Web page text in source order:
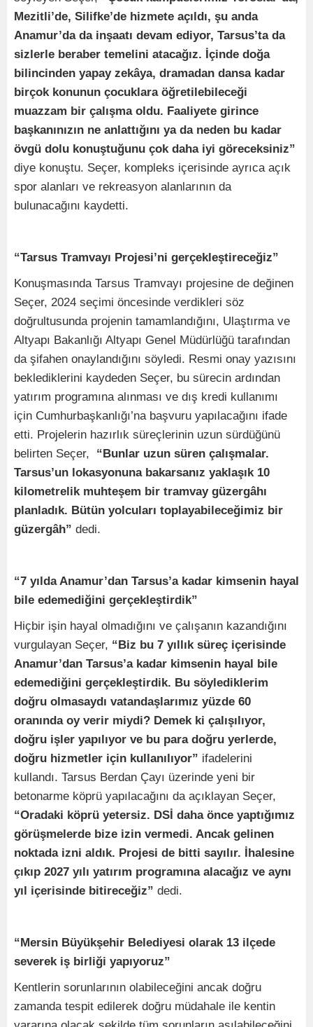
Mezitli’de, Silifke’de hizmete açıldı, şu anda
Anamur’da da inşaatı devam ediyor, Tarsus’ta da
sizlerle beraber temelini atacağız. İçinde doğa
bilincinden yapay zekâya, dramadan dansa kadar
birçok konunun çocuklara öğretilebileceği
muazzam bir çalışma oldu. Faaliyete girince
başkanınızın ne anlattığını ya da neden bu kadar
övgü dolu konuştuğunu çok daha iyi göreceksiniz”
diye konuştu. Seçer, kompleks içerisinde ayrıca açık
spor alanları ve rekreasyon alanlarının da
bulunacağını kaydetti.
“Tarsus Tramvayı Projesi’ni gerçekleştireceğiz”
Konuşmasında Tarsus Tramvayı projesine de değinen
Seçer, 2024 seçimi öncesinde verdikleri söz
doğrultusunda projenin tamamlandığını, Ulaştırma ve
Altyapı Bakanlığı Altyapı Genel Müdürlüğü tarafından
da şifahen onaylandığını söyledi. Resmi onay yazısını
beklediklerini kaydeden Seçer, bu sürecin ardından
yatırım programına alınması ve dış kredi kullanımı
için Cumhurbaşkanlığı’na başvuru yapılacağını ifade
etti. Projelerin hazırlık süreçlerinin uzun sürdüğünü
belirten Seçer, “Bunlar uzun süren çalışmalar.
Tarsus’un lokasyonuna bakarsanız yaklaşık 10
kilometrelik muhteşem bir tramvay güzergâhı
planladık. Bütün yolcuları toplayabileceğimiz bir
güzergâh” dedi.
“7 yılda Anamur’dan Tarsus’a kadar kimsenin hayal
bile edemediğini gerçekleştirdik”
Hiçbir işin hayal olmadığını ve çalışanın kazandığını
vurgulayan Seçer, “Biz bu 7 yıllık süreç içerisinde
Anamur’dan Tarsus’a kadar kimsenin hayal bile
edemediğini gerçekleştirdik. Bu söylediklerim
doğru olmasaydı vatandaşlarımız yüzde 60
oranında oy verir miydi? Demek ki çalışılıyor,
doğru işler yapılıyor ve bu para doğru yerlerde,
doğru hizmetler için kullanılıyor” ifadelerini
kullandı. Tarsus Berdan Çayı üzerinde yeni bir
betonarme köprü yapılacağını da açıklayan Seçer,
“Oradaki köprü yetersiz. DSİ daha önce yaptığımız
görüşmelerde bize izin vermedi. Ancak gelinen
noktada izni aldık. Projesi de bitti sayılır. İhalesine
çıkıp 2027 yılı yatırım programına alacağız ve aynı
yıl içerisinde bitireceğiz” dedi.
“Mersin Büyükşehir Belediyesi olarak 13 ilçede
severek iş birliği yapıyoruz”
Kentlerin sorunlarının olabileceğini ancak doğru
zamanda tespit edilerek doğru müdahale ile kentin